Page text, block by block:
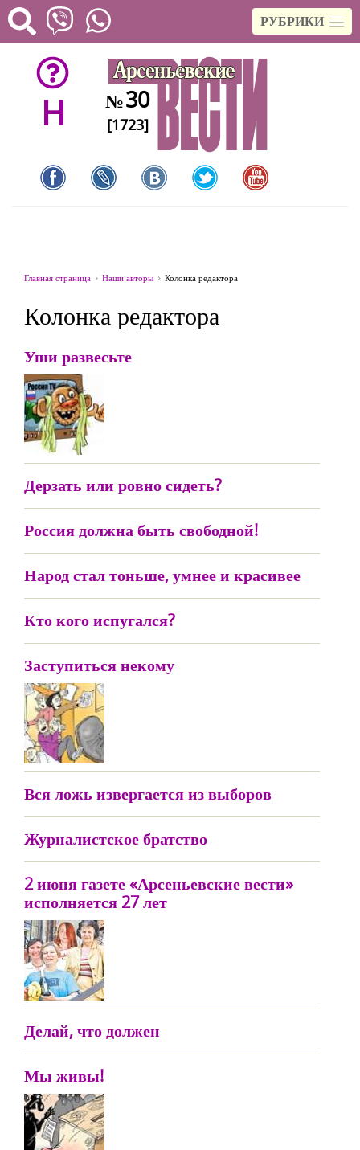
РУБРИКИ
H №30
[1723]
Главная страница Наши авторы Колонка редактора
Колонка редактора
Уши развесьте
Дерзать или ровно сидеть?
Россия должна быть свободной!
Народ стал тоньше, умнее и красивее
Кто кого испугался?
Заступиться некому
Вся ложь извергается из выборов
Журналистское братство
2 июня газете «Арсеньевские вести»
исполняется 27 лет
Делай, что должен
Мы живы!